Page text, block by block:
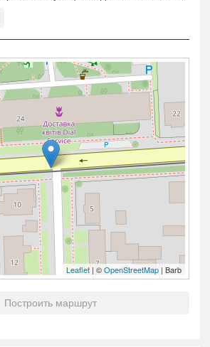
Leaflet | ©OpenStreetMap | Barb
Построить маршрут